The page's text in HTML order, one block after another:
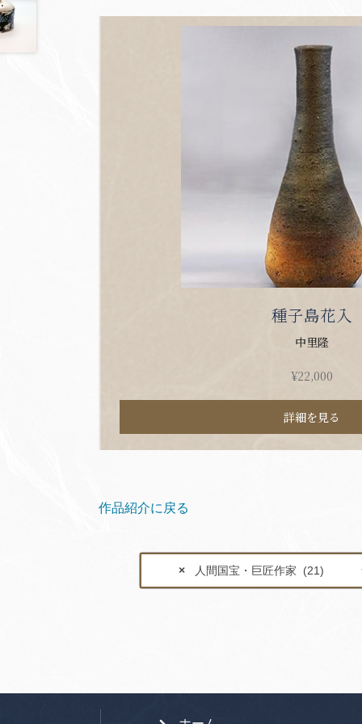
種子島花入
中里隆
¥22,000
詳細を見る
作品紹介に戻る
× 人間国宝・巨匠作家 (21)